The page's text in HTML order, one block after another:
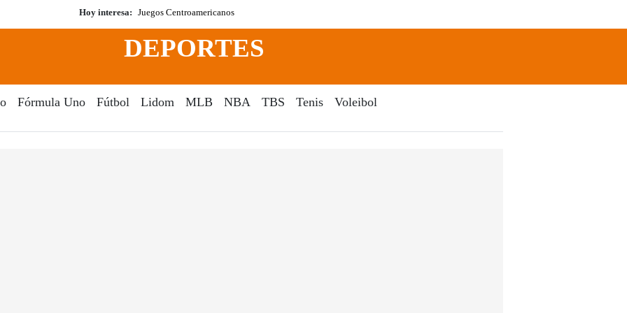
Hoy interesa: Juegos Centroamericanos
Search
DEPORTES
Fórmula Uno Fútbol Lidom MLB NBA TBS Tenis Voleibol